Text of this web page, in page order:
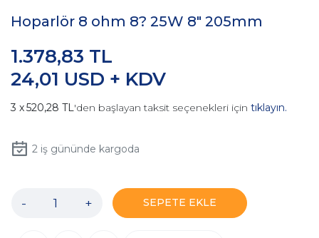
Hoparlör 8 ohm 8? 25W 8" 205mm
24,01 USD + KDV
1.378,83 TL
520,28 TL'den başlayan taksit seçenekleri için tıklayın.
2iş gününde kargoda
- + SEPETE EKLE